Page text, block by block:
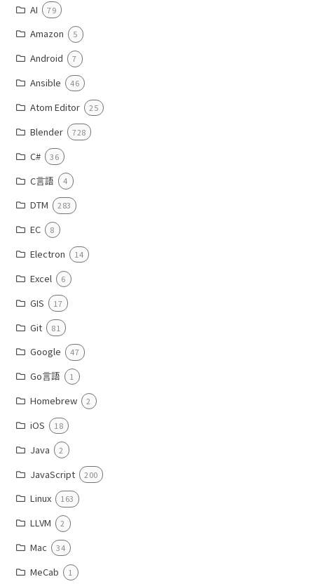
AI 79
Amazon 5
Android 7
Ansible 46
Atom Editor 25
Blender 728
C# 36
C言語 4
DTM 283
EC 8
Electron 14
Excel 6
GIS 17
Git 81
Google 47
Go言語 1
Homebrew 2
iOS 18
Java 2
JavaScript 200
Linux 163
LLVM 2
Mac 34
MeCab 1